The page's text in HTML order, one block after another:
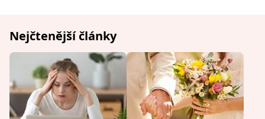
Nejčtenější články